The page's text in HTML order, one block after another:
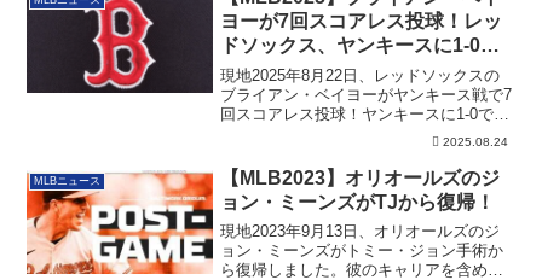
ヨーが7回スコアレス投球！レッ
ドソックス、ヤンキースに1-0で
勝利
現地2025年8月22日、レッドソックスの
ブライアン・ベイヨーがヤンキース戦で7
回スコアレス投球！ヤンキースに1-0で勝
2025.08.24
MLBニュース
【MLB2023】オリオールズのジ
ョン・ミーンズがTJから復帰！
現地2023年9月13日、オリオールズのジ
ョン・ミーンズがトミー・ジョン手術か
ら復帰しました。彼のキャリアを含めた